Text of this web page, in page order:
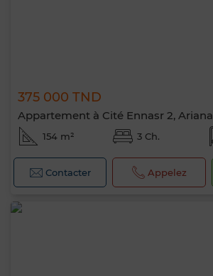
375 000 TND
Appartement à Cité Ennasr 2, Ariana
154 m² 3 Ch.
Contacter Appelez